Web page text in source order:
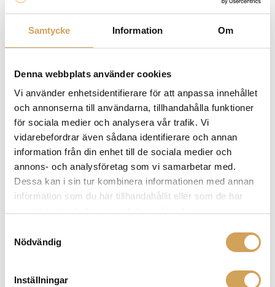
Samtycke Information Om
Denna webbplats använder cookies
Vi använder enhetsidentifierare för att anpassa innehållet
och annonserna till användarna, tillhandahålla funktioner
för sociala medier och analysera vår trafik. Vi
vidarebefordrar även sådana identifierare och annan
information från din enhet till de sociala medier och
annons- och analysföretag som vi samarbetar med.
Dessa kan i sin tur kombinera informationen med annan
information som du har tillhandahållit eller som de har
Nödvändig
Inställningar
Ytterligare information
UtförandeMattsvart,Mattvit
Varumärke
Sonos högtalare
Upplev Sonos högtalare hos HiFi Experience - känt för
sina innovativa och trådlösa högtalare som ger en
imponerande ljudupplevelse i ditt hem. Utforska vårt
sortiment av Sonos högtalare, soundbars, subwoofers,
hemmabiosystem.
Den stora styrkan med Sonos är
det optimala multiroom-systemet där du enkelt
smidigt via appen. Vare sig du är ute efter en diskret